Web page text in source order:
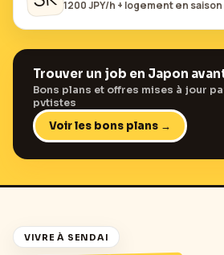
1200 JPY/h + logement en saison
Trouver un job en Japon
Bons plans et offres mises à jour
pvtistes
Voir les bons plans →
VIVRE À SENDAI